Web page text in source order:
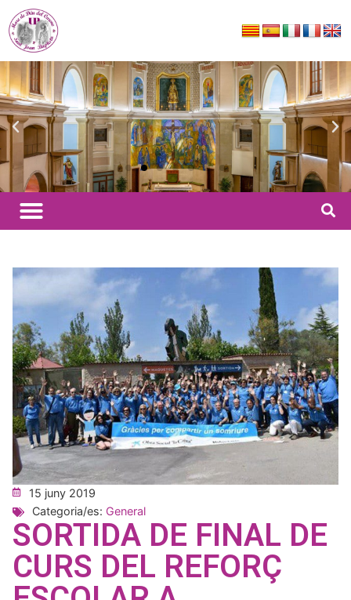
15 juny 2019
Categoria/es: General
SORTIDA DE FINAL DE
CURS DEL REFORÇ